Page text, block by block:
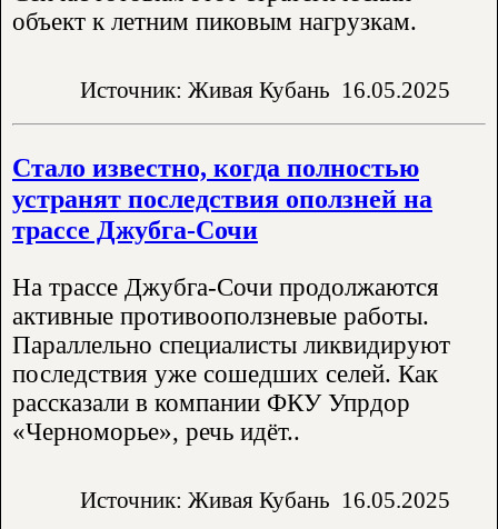
объект к летним пиковым нагрузкам.
Источник: Живая Кубань 16.05.2025
Стало известно, когда полностью
устранят последствия оползней на
трассе Джубга-Сочи
На трассе Джубга-Сочи продолжаются
активные противооползневые работы.
Параллельно специалисты ликвидируют
последствия уже сошедших селей. Как
рассказали в компании ФКУ Упрдор
«Черноморье», речь идёт..
Источник: Живая Кубань 16.05.2025